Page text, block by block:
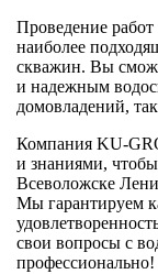
Проведение
наиболее
скважин. Вы
и надежным
домовладений,
Компания KU-
и знаниями,
Всеволожске
Мы гарантируем
свои вопросы с
профессионально!